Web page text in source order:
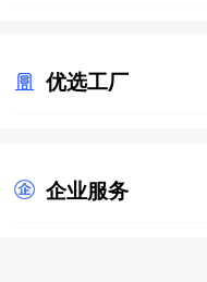
优选工厂
企业服务